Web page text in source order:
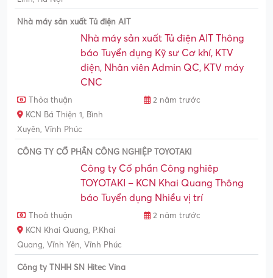
Nhà máy sản xuất Tủ điện AIT
Nhà máy sản xuất Tủ điện AIT Thông
báo Tuyển dụng Kỹ sư Cơ khí, KTV
điện, Nhân viên Admin QC, KTV máy
CNC
Thỏa thuận
2 năm trước
KCN Bá Thiện 1, Bình
Xuyên, Vĩnh Phúc
CÔNG TY CỔ PHẦN CÔNG NGHIỆP TOYOTAKI
Công ty Cổ phần Công nghiêp
TOYOTAKI – KCN Khai Quang Thông
báo Tuyển dụng Nhiều vị trí
Thoả thuận
2 năm trước
KCN Khai Quang, P.Khai
Quang, Vĩnh Yên, Vĩnh Phúc
Công ty TNHH SN Hitec Vina